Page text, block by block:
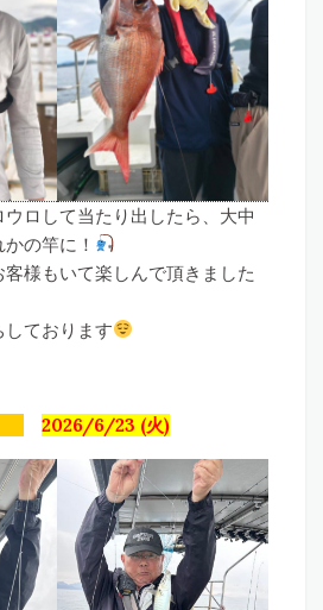
ロして当たり出したら、大中
の竿に！
様もいて楽しんで頂きました
しております
2026/6/23 (火)